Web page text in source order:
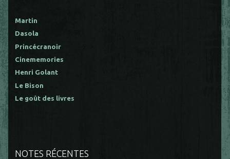
Martin
Dasola
Princécranoir
Cinememories
Henri Golant
Le Bison
Le goût des livres
NOTES RÉCENTES